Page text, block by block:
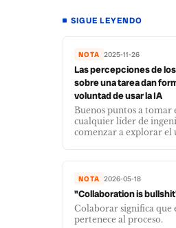
SIGUE LEYENDO
NOTA 2025-11-26
Las percepciones de
sobre una tarea dan
voluntad de usar la IA
Buenos puntos a tomar
cualquier líder de
comenzar a explorar el
NOTA 2026-05-18
"Collaboration is
Colaborar significa que
pertenece al proceso.